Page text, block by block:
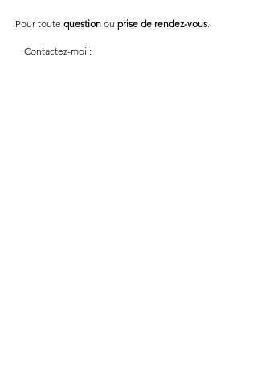
Pour toute question ou prise de rendez-vous.​
Contactez-moi :